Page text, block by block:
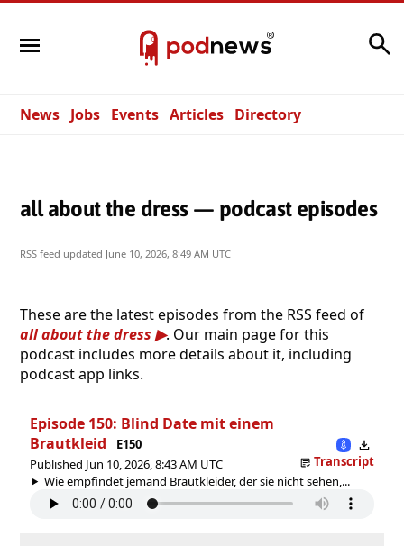
News Jobs Events Articles Directory
all about the dress — podcast episodes
RSS feed updated June 10, 2026, 8:49 AM UTC
These are the latest episodes from the RSS feed of
all about the dress
. Our main page for this
podcast includes more details about it, including
podcast app links.
Episode 150: Blind Date mit einem
Brautkleid
E150
Published Jun 10, 2026, 8:43 AM UTC
Transcript
Wie empfindet jemand Brautkleider, der sie nicht sehen,...